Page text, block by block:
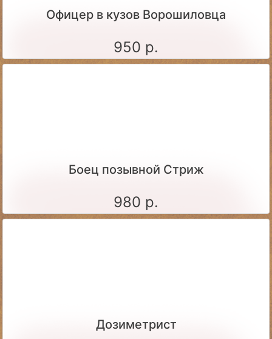
Офицер в кузов Ворошиловца
950 р.
Боец позывной Стриж
980 р.
Дозиметрист